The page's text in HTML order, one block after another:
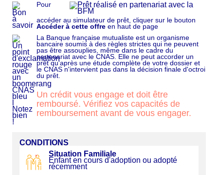
Pour
accéder au simulateur de prêt, cliquer sur le bouton
Accéder à cette offre en haut de page
La Banque française mutualiste est un organisme
bancaire soumis à des règles strictes qui ne peuvent
pas être assouplies, même dans le cadre du
partenariat avec le CNAS. Elle ne peut accorder un
prêt qu'après une étude complète de votre dossier et
le CNAS n'intervient pas dans la décision finale d'octroi
du prêt.
Un crédit vous engage et doit être
remboursé. Vérifiez vos capacités de
remboursement avant de vous engager.
CONDITIONS
Situation Familiale
Enfant en cours d'adoption ou adopté
récemment